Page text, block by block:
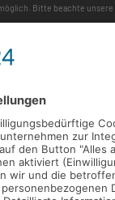
Bitte beachte unsere